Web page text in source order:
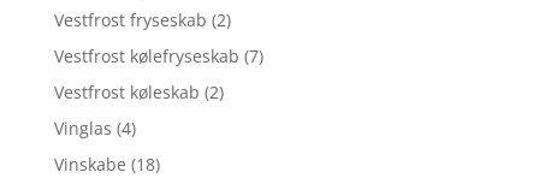
Vestfrost fryseskab (2)
Vestfrost kølefryseskab (7)
Vestfrost køleskab (2)
Vinglas (4)
Vinskabe (18)